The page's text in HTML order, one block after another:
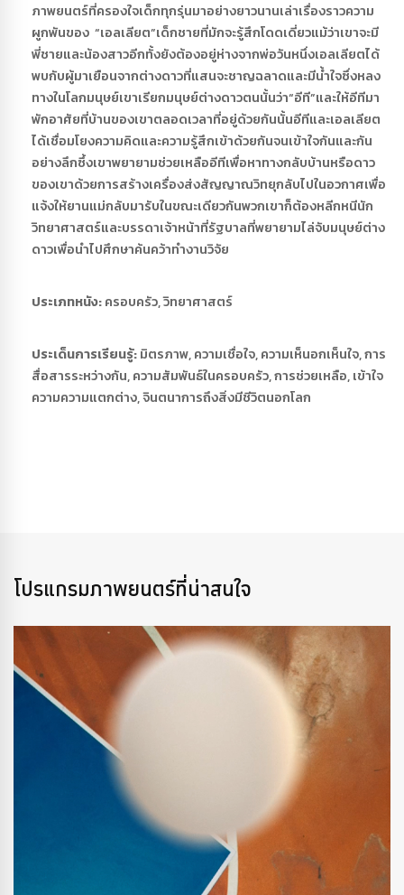
ภาพยนตร์ที่ครองใจเด็กทุกรุ่นมาอย่างยาวนานเล่าเรื่องราวความ
ผูกพันของ “เอลเลียต”เด็กชายที่มักจะรู้สึกโดดเดี่ยวแม้ว่าเขาจะมี
พี่ชายและน้องสาวอีกทั้งยังต้องอยู่ห่างจากพ่อวันหนึ่งเอลเลียตได้
พบกับผู้มาเยือนจากต่างดาวที่แสนจะชาญฉลาดและมีน้ำใจซึ่งหลง
ทางในโลกมนุษย์เขาเรียกมนุษย์ต่างดาวตนนั้นว่า“อีที”และให้อีทีมา
พักอาศัยที่บ้านของเขาตลอดเวลาที่อยู่ด้วยกันนั้นอีทีและเอลเลียต
ได้เชื่อมโยงความคิดและความรู้สึกเข้าด้วยกันจนเข้าใจกันและกัน
อย่างลึกซึ้งเขาพยายามช่วยเหลืออีทีเพื่อหาทางกลับบ้านหรือดาว
ของเขาด้วยการสร้างเครื่องส่งสัญญาณวิทยุกลับไปในอวกาศเพื่อ
แจ้งให้ยานแม่กลับมารับในขณะเดียวกันพวกเขาก็ต้องหลีกหนีนัก
วิทยาศาสตร์และบรรดาเจ้าหน้าที่รัฐบาลที่พยายามไล่จับมนุษย์ต่าง
ดาวเพื่อนำไปศึกษาค้นคว้าทำงานวิจัย
ประเภทหนัง:ครอบครัว, วิทยาศาสตร์
ประเด็นการเรียนรู้:มิตรภาพ, ความเชื่อใจ, ความเห็นอกเห็นใจ, การ
สื่อสารระหว่างกัน, ความสัมพันธ์ในครอบครัว, การช่วยเหลือ, เข้าใจ
ความความแตกต่าง, จินตนาการถึงสิ่งมีชีวิตนอกโลก
โปรแกรมภาพยนตร์ที่น่าสนใจ